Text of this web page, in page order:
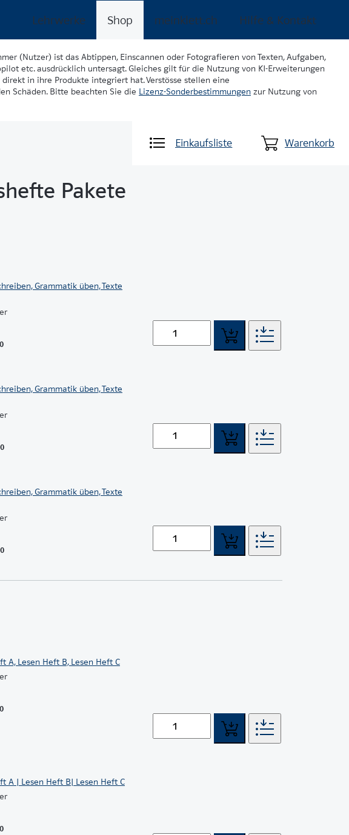
Lehrwerke Shop meinklett.ch Hilfe & Kontakt
(Nutzer) ist das Abtippen, Einscannen oder Fotografieren von Texten, Aufgaben,
etc. ausdrücklich untersagt. Gleiches gilt für die Nutzung von KI-Erweiterungen
in ihre Produkte integriert hat. Verstösse stellen eine
Schäden. Bitte beachten Sie die Lizenz-Sonderbestimmungen zur Nutzung von
Einkaufsliste Warenkorb
Pakete
Grammatik üben, Texte
Grammatik üben, Texte
Grammatik üben, Texte
A, Lesen Heft B, Lesen Heft C
A | Lesen Heft B| Lesen Heft C